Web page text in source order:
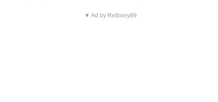
▼ Ad by Refinery89